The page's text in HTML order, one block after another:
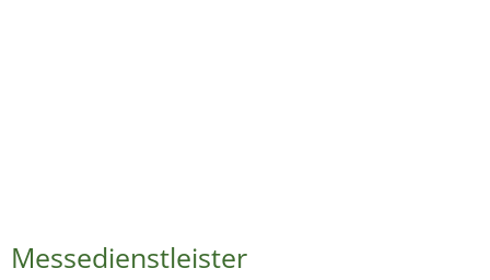
Messedienstleister